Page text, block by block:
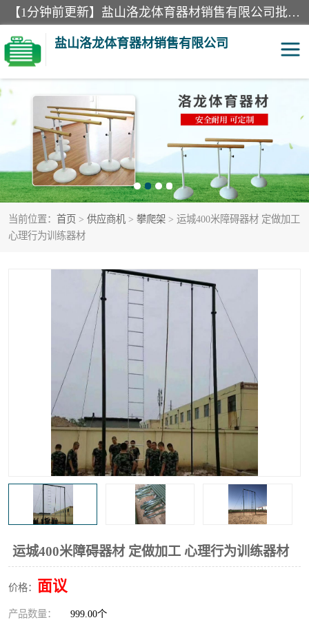
【1分钟前更新】盐山洛龙体育器材销售有限公司批量供应：300米障碍器材、400米障碍器材、部队训练器材、双杠、体操垫、舞蹈把杆等产品。盐山洛龙体育器材销售有限公司经过多年的发展，集研发，生产，销售，售后服务为一体. 奉行“质量，信誉，服务”的宗旨，以开拓创新的精神和真诚守信的态度积极进取。
盐山洛龙体育器材销售有限公司
当前位置： 首页 > 供应商机 > 攀爬架 > 运城400米障碍器材 定做加工
心理行为训练器材
运城400米障碍器材 定做加工 心理行为训练器材
价格： 面议
产品数量： 999.00个
单双杠 舞蹈把杆
400米障碍器材 体操垫
300米障碍器材 攀爬架
塑胶跑道 400米障碍器材1